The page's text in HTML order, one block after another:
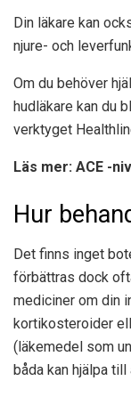
Din läkare kan
njure- och
Om du behöver
hudläkare kan du
verktyget
Läs mer: ACE -
Hur
Det finns inget
förbättras dock
mediciner om din
kortikosteroider
(läkemedel som
båda kan hjälpa